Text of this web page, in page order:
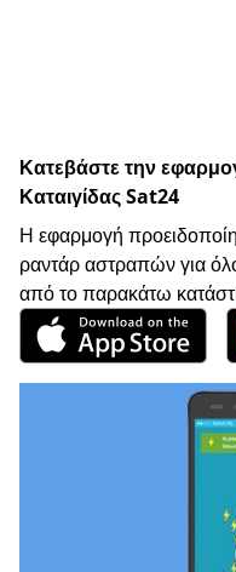
Κατεβάστε την
Καταιγίδας Sat24
Η εφαρμογή
ραντάρ αστραπών για
από το παρακάτω